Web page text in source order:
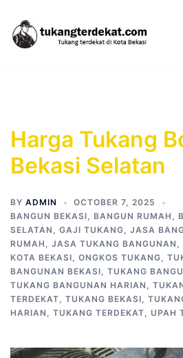
content
Harga Tukang
Bekasi Selatan
BY ADMIN
OCTOBER 7, 2025
BANGUN BEKASI, BANGUN RUMAH ,
SELATAN , GAJI TUKANG, JASA
RUMAH , JASA TUKANG BANGUNAN ,
KOTA BEKASI, ONGKOS TUKANG,
BANGUNAN BEKASI, TUKANG
TUKANG BANGUNAN HARIAN ,
TERDEKAT, TUKANG BEKASI,
HARIAN , TUKANG TERDEKAT, UPAH